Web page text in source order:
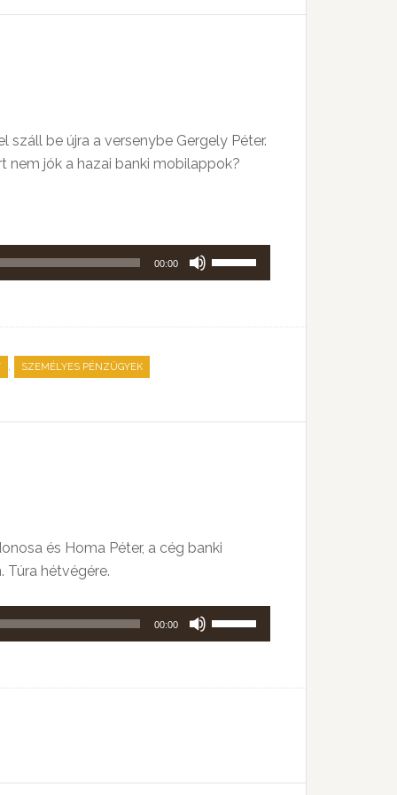
száll be újra a versenybe Gergely Péter.
nem jók a hazai banki mobilappok?
00:00
hangerő
illetőleg
, SZEMÉLYES PÉNZÜGYEK
és Homa Péter, a cég banki
Túra hétvégére.
00:00
hangerő
illetőleg